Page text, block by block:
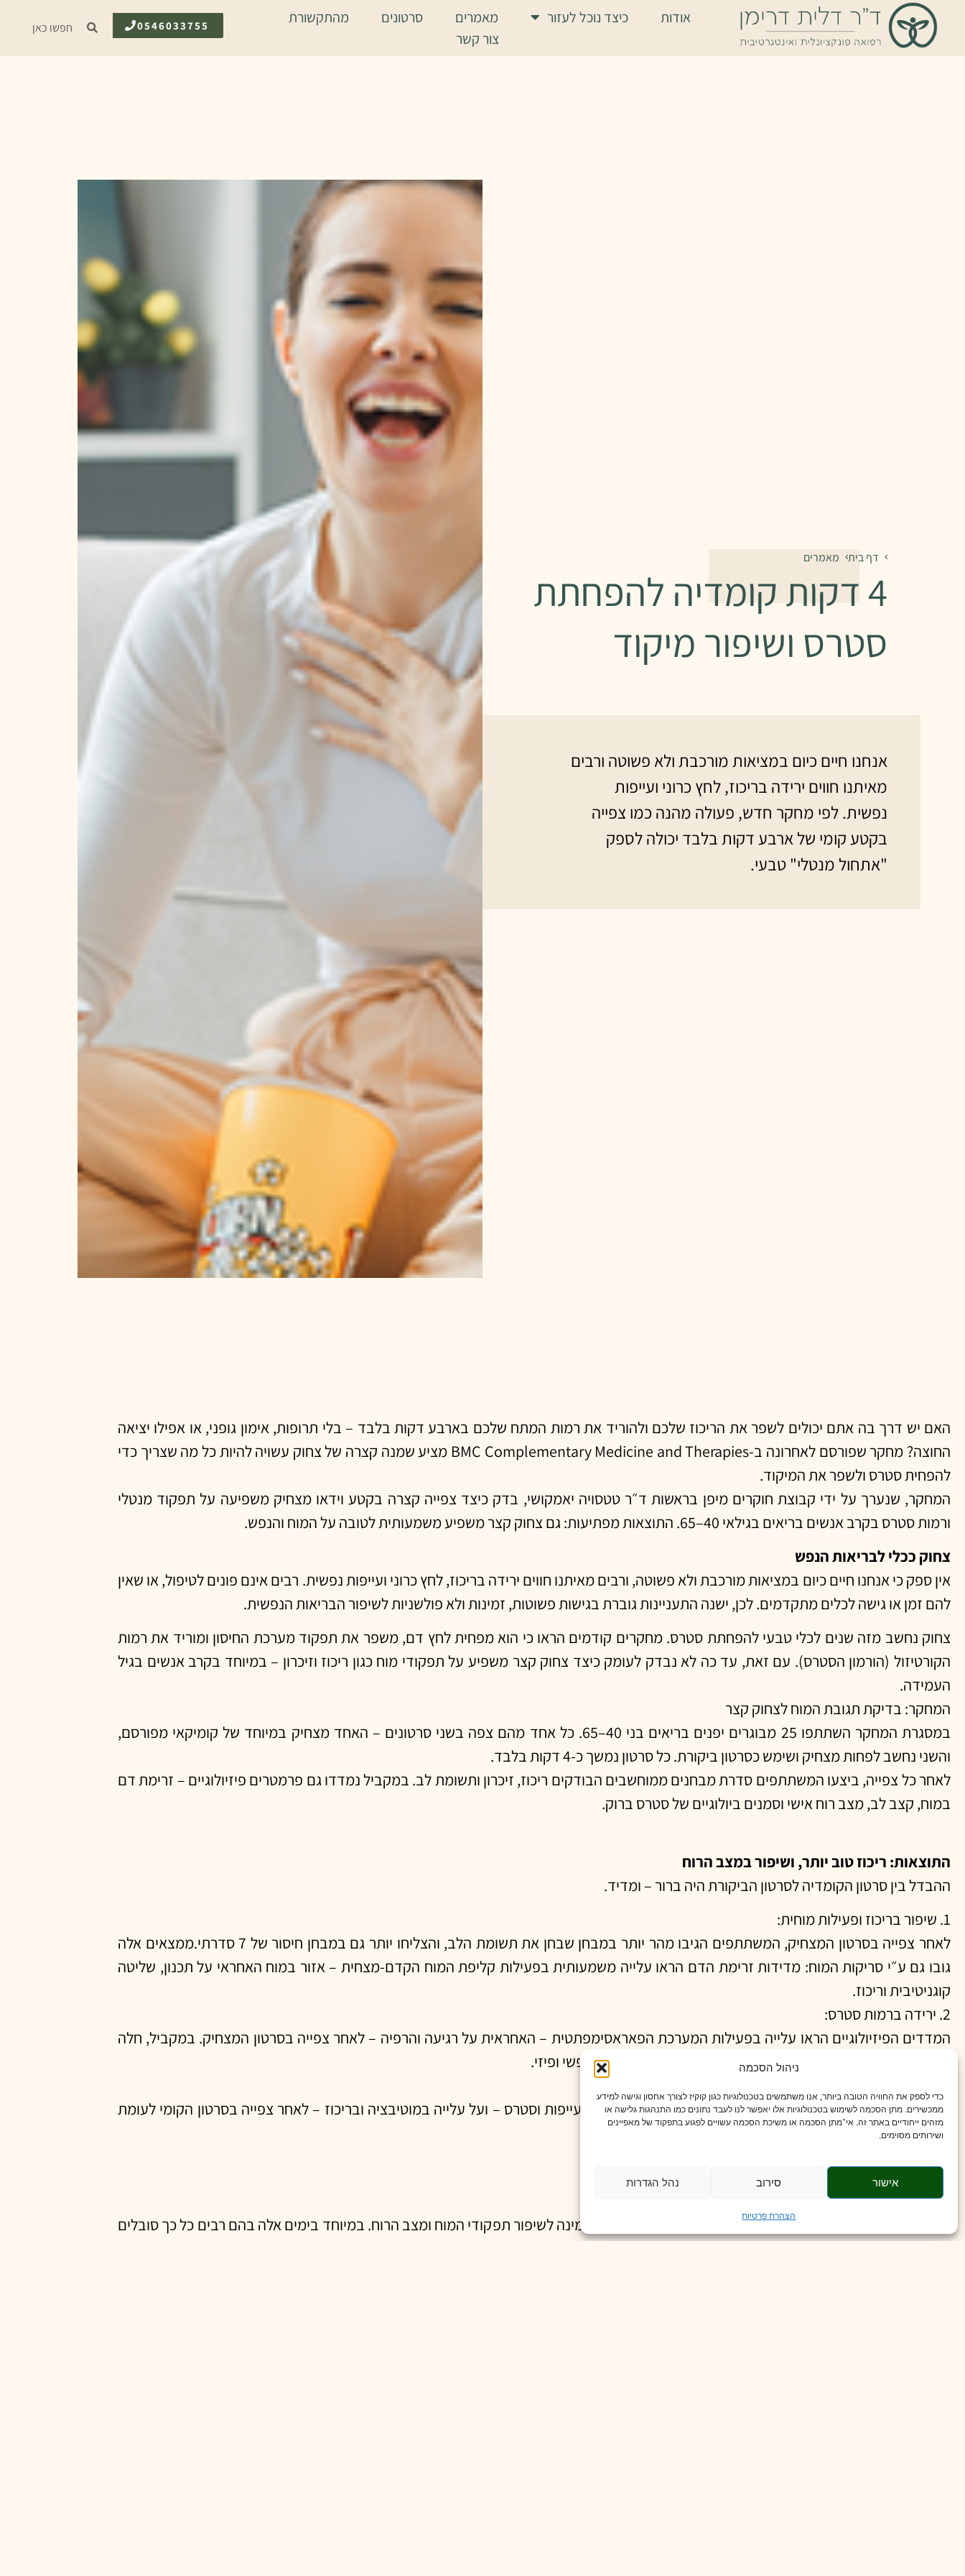
ניהול הסכמה
כדי לספק את החוויה הטובה ביותר, אנו משתמשים בטכנולוגיות כגון קוקיז לצורך אחסון וגישה למידע
ממכשירים. מתן הסכמה לשימוש בטכנולוגיות אלו יאפשר לנו לעבד נתונים כמו התנהגות גלישה או
מזהים ייחודיים באתר זה. אי־מתן הסכמה או משיכת הסכמה עשויים לפגוע בתפקוד של מאפיינים
ושירותים מסוימים.
אישור סירוב נהל הגדרות
הצהרת פרטיות
אודות כיצד נוכל לעזור מאמרים סרטונים
מהתקשורת
צור קשר
0546033755
דף בית מאמרים
4 דקות קומדיה להפחתת
סטרס ושיפור מיקוד
אנחנו חיים כיום במציאות מורכבת ולא פשוטה ורבים
מאיתנו חווים ירידה בריכוז, לחץ כרוני ועייפות
נפשית. לפי מחקר חדש, פעולה מהנה כמו צפייה
בקטע קומי של ארבע דקות בלבד יכולה לספק
"אתחול מנטלי" טבעי.
האם יש דרך בה אתם יכולים לשפר את הריכוז שלכם ולהוריד את רמות המתח שלכם בארבע דקות בלבד – בלי תרופות, אימון גופני, או אפילו יציאה
החוצה? מחקר שפורסם לאחרונה ב-BMC Complementary Medicine and Therapies מציע שמנה קצרה של צחוק עשויה להיות כל מה שצריך כדי
להפחית סטרס ולשפר את המיקוד.
המחקר, שנערך על ידי קבוצת חוקרים מיפן בראשות ד״ר טטסויה יאמקושי, בדק כיצד צפייה קצרה בקטע וידאו מצחיק משפיעה על תפקוד מנטלי
ורמות סטרס בקרב אנשים בריאים בגילאי 40–65. התוצאות מפתיעות: גם צחוק קצר משפיע משמעותית לטובה על המוח והנפש.
צחוק ככלי לבריאות הנפש
אין ספק כי אנחנו חיים כיום במציאות מורכבת ולא פשוטה, ורבים מאיתנו חווים ירידה בריכוז, לחץ כרוני ועייפות נפשית. רבים אינם פונים לטיפול, או שאין
להם זמן או גישה לכלים מתקדמים. לכן, ישנה התעניינות גוברת בגישות פשוטות, זמינות ולא פולשניות לשיפור הבריאות הנפשית.
צחוק נחשב מזה שנים לכלי טבעי להפחתת סטרס. מחקרים קודמים הראו כי הוא מפחית לחץ דם, משפר את תפקוד מערכת החיסון ומוריד את רמות
הקורטיזול (הורמון הסטרס). עם זאת, עד כה לא נבדק לעומק כיצד צחוק קצר משפיע על תפקודי מוח כגון ריכוז וזיכרון – במיוחד בקרב אנשים בגיל
העמידה.
המחקר: בדיקת תגובת המוח לצחוק קצר
במסגרת המחקר השתתפו 25 מבוגרים יפנים בריאים בני 40–65. כל אחד מהם צפה בשני סרטונים – האחד מצחיק במיוחד של קומיקאי מפורסם,
והשני נחשב לפחות מצחיק ושימש כסרטון ביקורת. כל סרטון נמשך כ-4 דקות בלבד.
לאחר כל צפייה, ביצעו המשתתפים סדרת מבחנים ממוחשבים הבודקים ריכוז, זיכרון ותשומת לב. במקביל נמדדו גם פרמטרים פיזיולוגיים – זרימת דם
במוח, קצב לב, מצב רוח אישי וסמנים ביולוגיים של סטרס ברוק.
התוצאות: ריכוז טוב יותר, ושיפור במצב הרוח
ההבדל בין סרטון הקומדיה לסרטון הביקורת היה ברור – ומדיד.
1. שיפור בריכוז ופעילות מוחית:
לאחר צפייה בסרטון המצחיק, המשתתפים הגיבו מהר יותר במבחן שבחן את תשומת הלב, והצליחו יותר גם במבחן חיסור של 7 סדרתי.ממצאים אלה
גובו גם ע״י סריקות המוח: מדידות זרימת הדם הראו עלייה משמעותית בפעילות קליפת המוח הקדם-מצחית – אזור במוח האחראי על תכנון, שליטה
קוגניטיבית וריכוז.
2. ירידה ברמות סטרס:
המדדים הפיזיולוגיים הראו עלייה בפעילות המערכת הפאראסימפתטית – האחראית על רגיעה והרפיה – לאחר צפייה בסרטון המצחיק. במקביל, חלה
ירידה ברמות של האנזים אלפא-עמילאז ברוק, המהווה סמן ללחץ נפשי ופיזי.
שאלונים שמילאו המשתתפים הצביעו על ירידה בתחושתדיכאון
, עייפות וסטרס – ועל עלייה במוטיבציה ובריכוז – לאחר צפייה בסרטון הקומי לעומת
סרטון הביקורת.
מדוע זה חשוב
התוצאות מרשימות במיוחד משום שהן מצביעות על דרך פשוטה וזמינה לשיפור תפקודי המוח ומצב הרוח. במיוחד בימים אלה בהם רבים כל כך סובלים